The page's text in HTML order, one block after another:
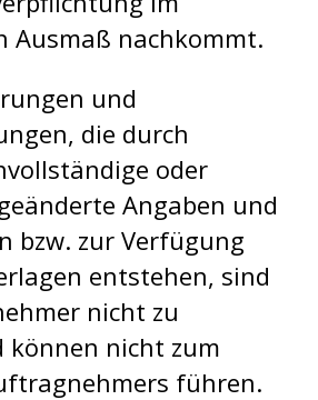
Ausmaß nachkommt.
und
die durch
oder
Angaben und
bzw. zur Verfügung
entstehen, sind
nicht zu
nicht zum
führen.